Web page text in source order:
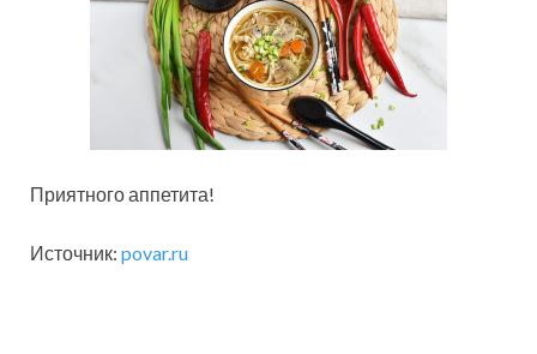
Приятного аппетита!
Источник: povar.ru